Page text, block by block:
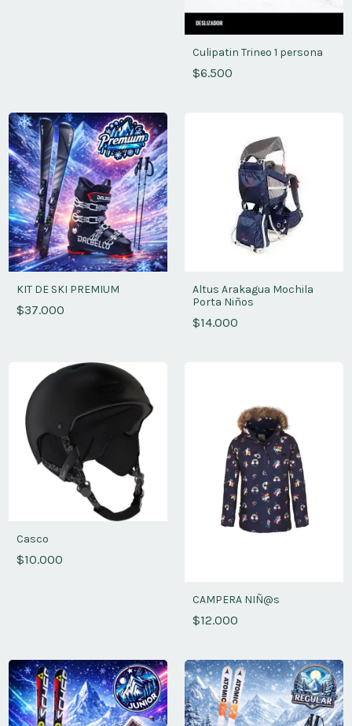
Culipatin Trineo 1 persona
$6.500
KIT DE SKI PREMIUM
$37.000
Altus Arakagua Mochila
Porta Niños
$14.000
Casco
$10.000
CAMPERA NIÑ@s
$12.000